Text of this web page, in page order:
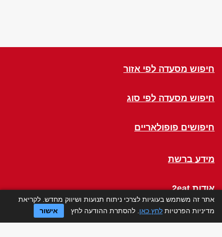
חיפוש מסעדה לפי אזור
חיפוש מסעדה לפי סוג
חיפושים פופולאריים
מידע ברשת
אודות 2eat
Click a Table
אתר זה משתמש בעוגיות לצרכי ניתוח תנועות ושיווק מחדש. לקריאת
מדיניות הפרטיות לחץ כאן . להסתרת ההודעה לחץ אישור